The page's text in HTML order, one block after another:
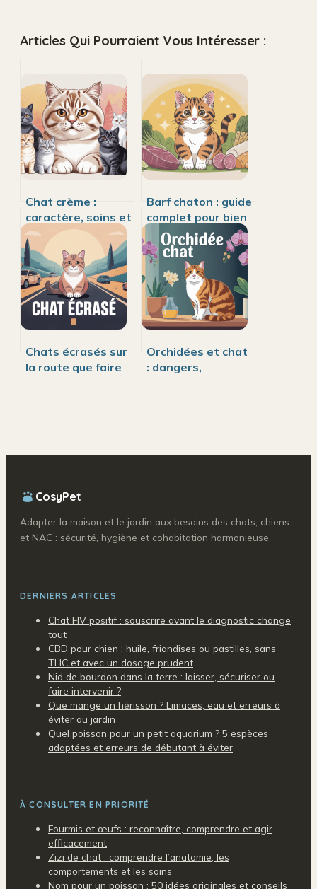
Articles Qui Pourraient Vous Intéresser :
Chat crème :
caractère, soins et
races de chats
couleur crème
Barf chaton : guide
complet pour bien
débuter en toute
sécurité
Chats écrasés sur
la route que faire
Orchidées et chat
: dangers,
CosyPet
Adapter la maison et le jardin aux besoins des chats, chiens
et NAC : sécurité, hygiène et cohabitation harmonieuse.
DERNIERS ARTICLES
Chat FIV positif : souscrire avant le diagnostic change
tout
CBD pour chien : huile, friandises ou pastilles, sans
THC et avec un dosage prudent
Nid de bourdon dans la terre : laisser, sécuriser ou
faire intervenir ?
Que mange un hérisson ? Limaces, eau et erreurs à
éviter au jardin
Quel poisson pour un petit aquarium ? 5 espèces
adaptées et erreurs de débutant à éviter
À CONSULTER EN PRIORITÉ
Fourmis et œufs : reconnaître, comprendre et agir
efficacement
Zizi de chat : comprendre l’anatomie, les
comportements et les soins
Nom pour un poisson : 50 idées originales et conseils